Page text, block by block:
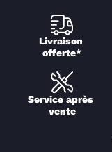
Livraison
offerte*
Service après
vente